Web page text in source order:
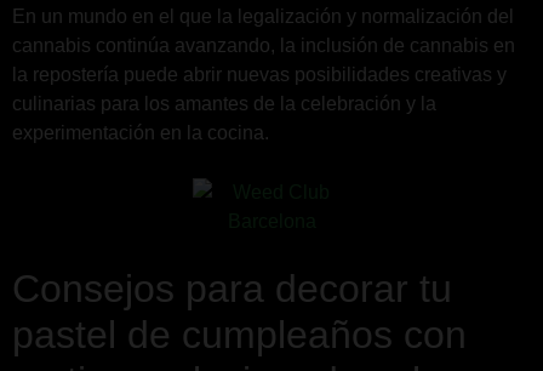
En un mundo en el que la legalización y normalización del
cannabis continúa avanzando, la inclusión de cannabis en
la repostería puede abrir nuevas posibilidades creativas y
culinarias para los amantes de la celebración y la
experimentación en la cocina.
Consejos para decorar tu
pastel de cumpleaños con